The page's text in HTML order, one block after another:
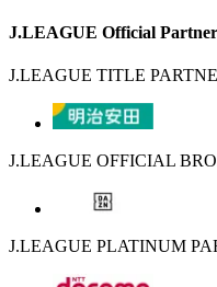
J.LEAGUE Official
J.LEAGUE TITLE
J.LEAGUE OFFICIAL
J.LEAGUE PLATINUM